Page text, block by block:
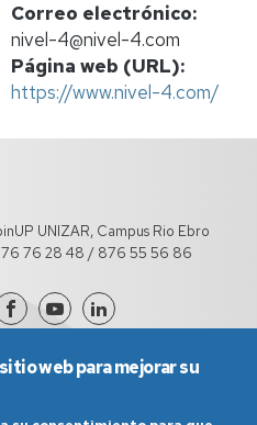
Correo electrónico
nivel-4@nivel-4.com
Página web (URL)
https://www.nivel-4.com/
UNIZAR, Campus Rio Ebro
76 28 48 / 876 55 56 86
web para mejorar su